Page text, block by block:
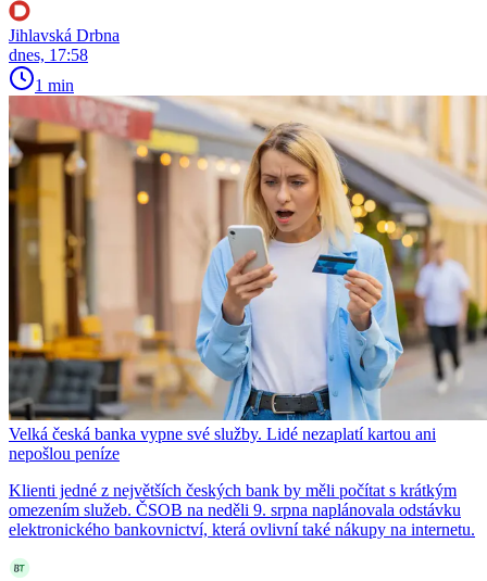
Jihlavská Drbna
dnes, 17:58
1 min
Velká česká banka vypne své služby. Lidé nezaplatí kartou ani
nepošlou peníze
Klienti jedné z největších českých bank by měli počítat s krátkým
omezením služeb. ČSOB na neděli 9. srpna naplánovala odstávku
elektronického bankovnictví, která ovlivní také nákupy na internetu.